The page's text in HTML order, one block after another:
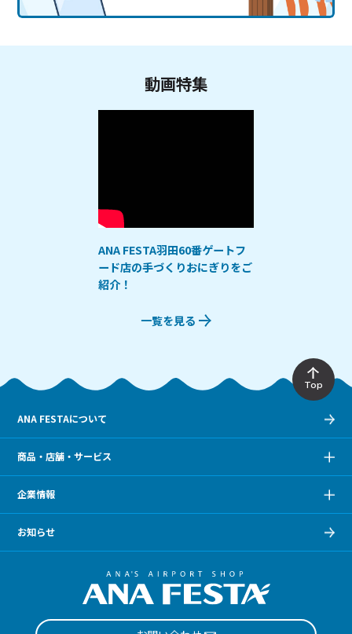
動画特集
ANA FESTA羽田60番ゲートフ
ード店の手づくりおにぎりをご
紹介！
一覧を見る
Top
ANA FESTAについて
商品・店舗・サービス
企業情報
お知らせ